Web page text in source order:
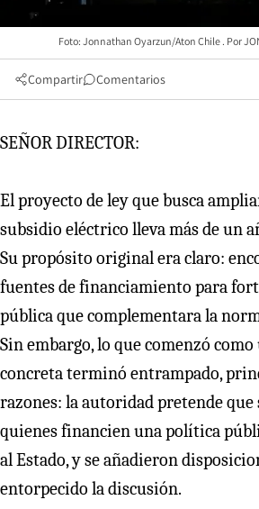
Foto: Jonnathan Oyarzun/Aton Chile
Compartir Comentarios
SEÑOR DIRECTOR:
El proyecto de ley que busca
subsidio eléctrico lleva más de un
Su propósito original era claro:
fuentes de financiamiento para
pública que complementara la
Sin embargo, lo que comenzó
concreta terminó entrampado,
razones: la autoridad pretende que
quienes financien una política
al Estado, y se añadieron
entorpecido la discusión.